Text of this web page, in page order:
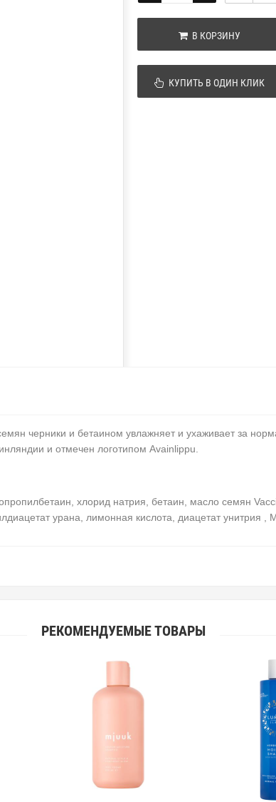
В КОРЗИНУ
КУПИТЬ В ОДИН КЛИК
черники и бетаином увлажняет и ухаживает за
и отмечен логотипом Avainlippu.
хлорид натрия, бетаин, масло семян
урана, лимонная кислота, диацетат унитрия ,
РЕКОМЕНДУЕМЫЕ ТОВАРЫ